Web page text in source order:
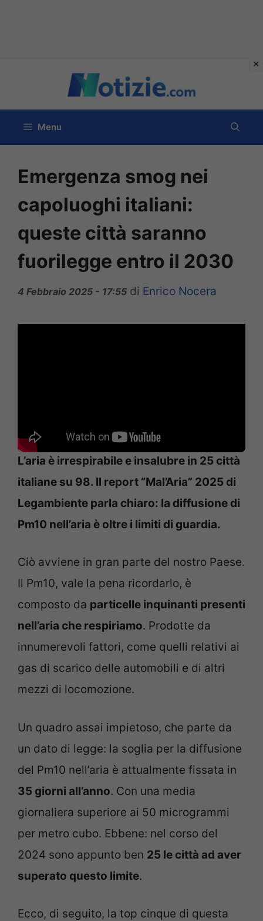
contenuto
Menu
Emergenza smog nei
capoluoghi italiani:
queste città saranno
fuorilegge entro il 2030
4 Febbraio 2025 - 17:55 di Enrico Nocera
L’aria è irrespirabile e insalubre in 25 città
italiane su 98. Il report “Mal’Aria” 2025 di
Legambiente parla chiaro: la diffusione di
Pm10 nell’aria è oltre i limiti di guardia.
Ciò avviene in gran parte del nostro Paese.
Il Pm10, vale la pena ricordarlo, è
composto da particelle inquinanti presenti
nell’aria che respiriamo. Prodotte da
innumerevoli fattori, come quelli relativi ai
gas di scarico delle automobili e di altri
mezzi di locomozione.
Un quadro assai impietoso, che parte da
un dato di legge: la soglia per la diffusione
del Pm10 nell’aria è attualmente fissata in
35 giorni all’anno. Con una media
giornaliera superiore ai 50 microgrammi
per metro cubo. Ebbene: nel corso del
2024 sono appunto ben 25 le città ad aver
superato questo limite.
Ecco, di seguito, la top cinque di questa